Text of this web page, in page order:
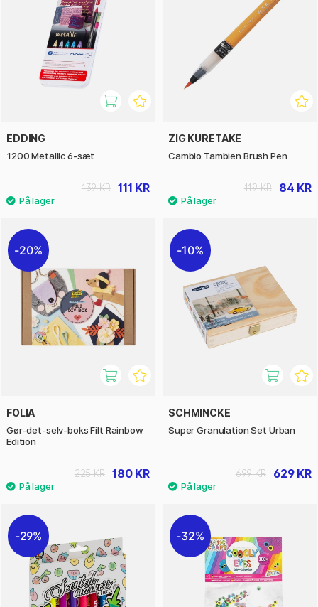
EDDING
1200 Metallic 6-sæt
111 KR
139 KR
ZIG KURETAKE
Cambio Tambien Brush Pen
84 KR
119 KR
20%
FOLIA
Gør-det-selv-boks Filt Rainbow
Edition
180 KR
225 KR
10%
SCHMINCKE
Super Granulation Set Urban
629 KR
699 KR
29% 32%